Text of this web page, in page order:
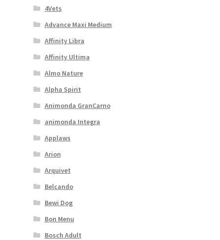
4Vets
Advance Maxi Medium
Affinity Libra
Affinity Ultima
Almo Nature
Alpha Spirit
Animonda GranCarno
animonda Integra
Applaws
Arion
Arquivet
Belcando
Bewi Dog
Bon Menu
Bosch Adult